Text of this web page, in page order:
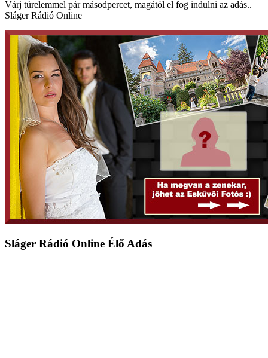
Várj türelemmel pár másodpercet, magától el fog indulni az adás..
Sláger Rádió Online
Sláger Rádió Online Élő Adás